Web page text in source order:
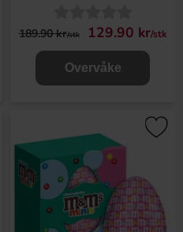
189.90 kr/stk 129.90 kr/stk
Overvåke